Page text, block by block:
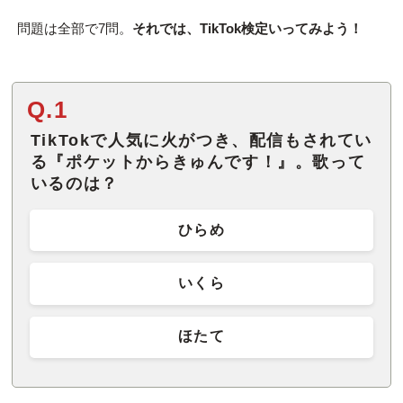
問題は全部で7問。 それでは、TikTok検定いってみよう！
Q.1
TikTokで人気に火がつき、配信もされてい
る『ポケットからきゅんです！』。歌って
いるのは？
ひらめ
いくら
ほたて